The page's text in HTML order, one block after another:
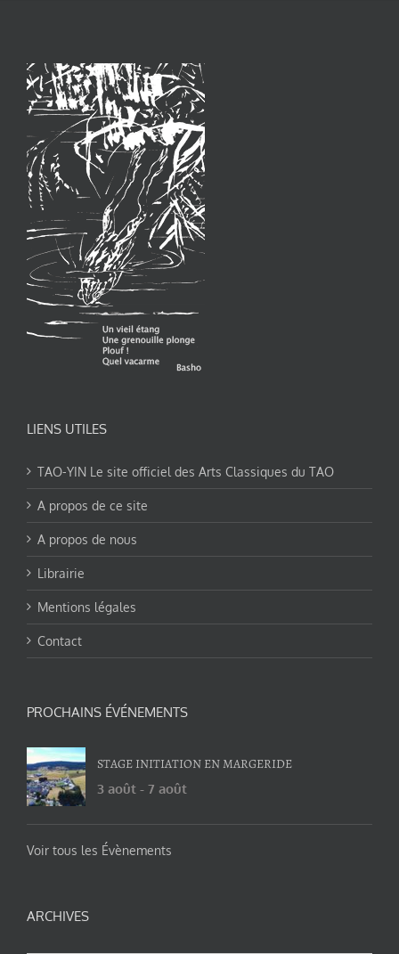
LIENS UTILES
TAO-YIN Le site officiel des Arts Classiques du TAO
A propos de ce site
A propos de nous
Librairie
Mentions légales
Contact
PROCHAINS ÉVÉNEMENTS
STAGE INITIATION EN MARGERIDE
3 août - 7 août
Voir tous les Évènements
ARCHIVES